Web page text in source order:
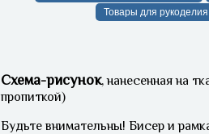
Товары для
Схема-рисунок, нанесенная на
пропиткой)
Будьте внимательны! Бисер и